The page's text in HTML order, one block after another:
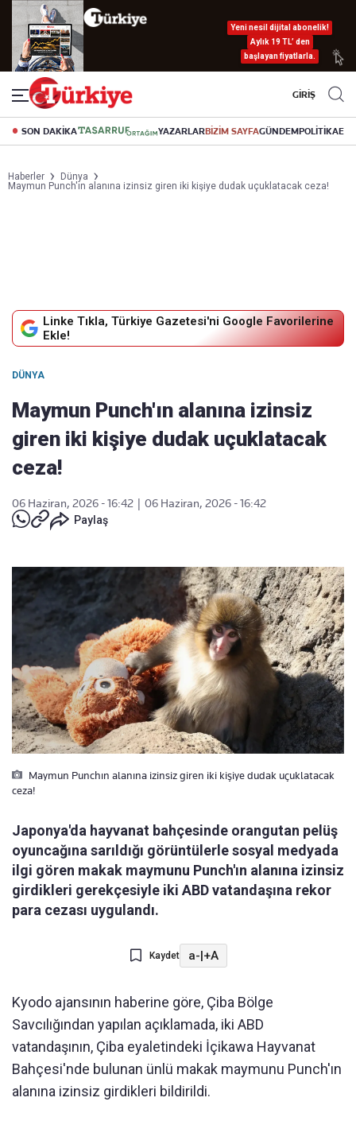
Yeni nesil dijital abonelik!
Aylık 19 TL’ den
başlayan fiyatlarla.
GİRİŞ
SON DAKİKA YAZARLARBİZİM SAYFAGÜNDEMPOLİTİKA
Haberler
Dünya
Maymun Punch'ın alanına izinsiz giren iki kişiye dudak uçuklatacak ceza!
Linke Tıkla, Türkiye Gazetesi'ni Google Favorilerine
Ekle!
DÜNYA
Maymun Punch'ın alanına izinsiz
giren iki kişiye dudak uçuklatacak
ceza!
06 Haziran, 2026 - 16:42
06 Haziran, 2026 - 16:42
Paylaş
Maymun Punchın alanına izinsiz giren iki kişiye dudak uçuklatacak
ceza!
Japonya'da hayvanat bahçesinde orangutan pelüş
oyuncağına sarıldığı görüntülerle sosyal medyada
ilgi gören makak maymunu Punch'ın alanına izinsiz
girdikleri gerekçesiyle iki ABD vatandaşına rekor
para cezası uygulandı.
Kaydet a-|+A
Kyodo ajansının haberine göre, Çiba Bölge
Savcılığından yapılan açıklamada, iki ABD
vatandaşının, Çiba eyaletindeki İçikawa Hayvanat
Bahçesi'nde bulunan ünlü makak maymunu Punch'ın
alanına izinsiz girdikleri bildirildi.